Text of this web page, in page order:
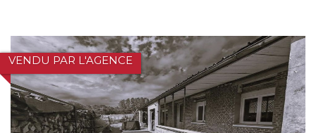
VENDU PAR L'AGENCE